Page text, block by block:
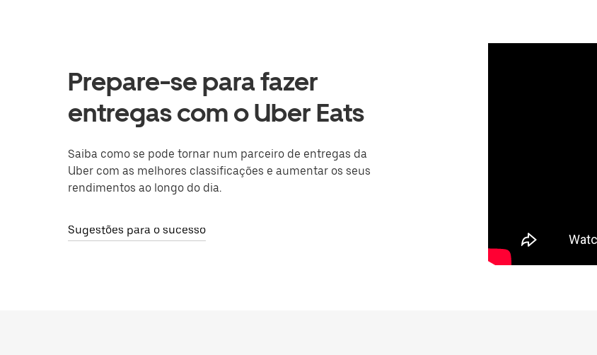
Prepare-se para fazer
entregas com o Uber Eats
Saiba como se pode tornar num parceiro de entregas da
Uber com as melhores classificações e aumentar os seus
rendimentos ao longo do dia.
Sugestões para o sucesso